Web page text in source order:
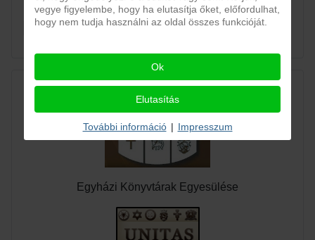
by OrdaSoft!
Egyházi Könyvtárak Egyesülése
vegye figyelembe, hogy ha elutasítja őket, előfordulhat,
hogy nem tudja használni az oldal összes funkcióját.
Ok
Elutasítás
További információ | Impresszum